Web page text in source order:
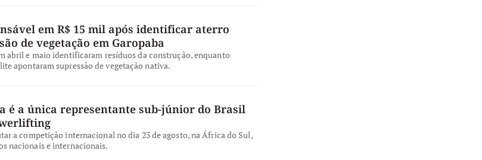
em R$ 15 mil após identificar aterro
de vegetação em Garopaba
abril e maio identificaram resíduos da construção, enquanto
apontaram supressão de vegetação nativa.
é a única representante sub-júnior do Brasil
a competição internacional no dia 23 de agosto, na África do Sul,
nacionais e internacionais.